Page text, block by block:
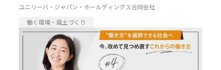
ユニリーバ・ジャパン・ホールディングス合同会社
働く環境・風土づくり